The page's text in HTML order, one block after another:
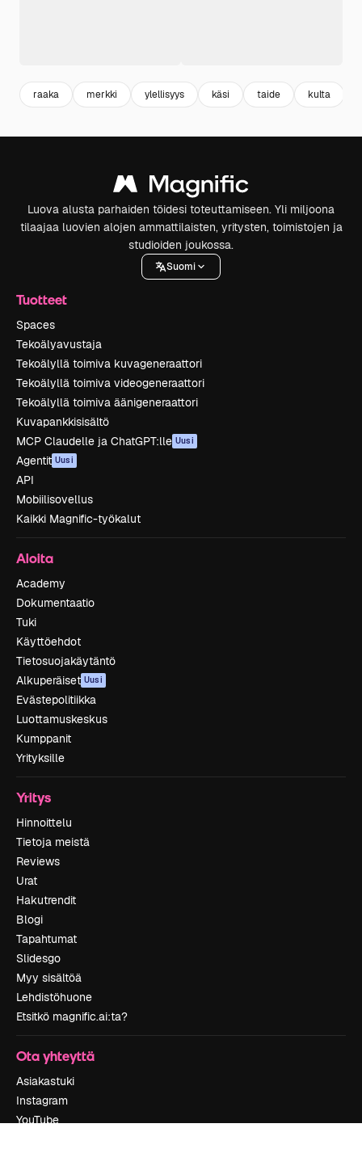
raaka merkki ylellisyys käsi taide kulta
Luova alusta parhaiden töidesi toteuttamiseen. Yli miljoona
tilaajaa luovien alojen ammattilaisten, yritysten, toimistojen ja
studioiden joukossa.
Suomi
Tuotteet
Spaces
Tekoälyavustaja
Tekoälyllä toimiva kuvageneraattori
Tekoälyllä toimiva videogeneraattori
Tekoälyllä toimiva äänigeneraattori
Kuvapankkisisältö
MCP Claudelle ja ChatGPT:lle Uusi
Agentit Uusi
API
Mobiilisovellus
Kaikki Magnific-työkalut
Aloita
Academy
Dokumentaatio
Tuki
Käyttöehdot
Tietosuojakäytäntö
Alkuperäiset Uusi
Evästepolitiikka
Luottamuskeskus
Kumppanit
Yrityksille
Yritys
Hinnoittelu
Tietoja meistä
Reviews
Urat
Hakutrendit
Blogi
Tapahtumat
Slidesgo
Myy sisältöä
Lehdistöhuone
Etsitkö magnific.ai:ta?
Ota yhteyttä
Asiakastuki
Instagram
YouTube